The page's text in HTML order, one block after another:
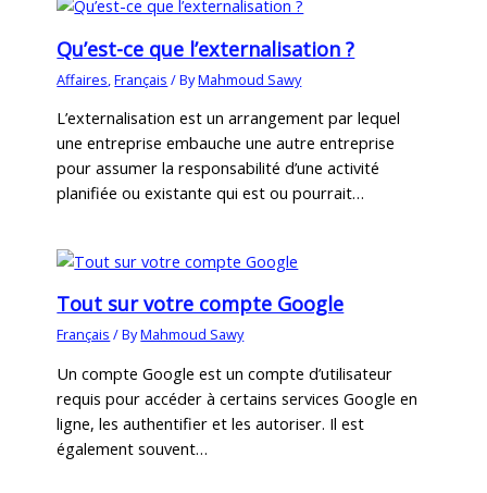
Qu’est-ce que l’externalisation ?
Affaires,Français / ByMahmoud Sawy
L’externalisation est un arrangement par lequel
une entreprise embauche une autre entreprise
pour assumer la responsabilité d’une activité
planifiée ou existante qui est ou pourrait…
Tout sur votre compte Google
Français / ByMahmoud Sawy
Un compte Google est un compte d’utilisateur
requis pour accéder à certains services Google en
ligne, les authentifier et les autoriser. Il est
également souvent…